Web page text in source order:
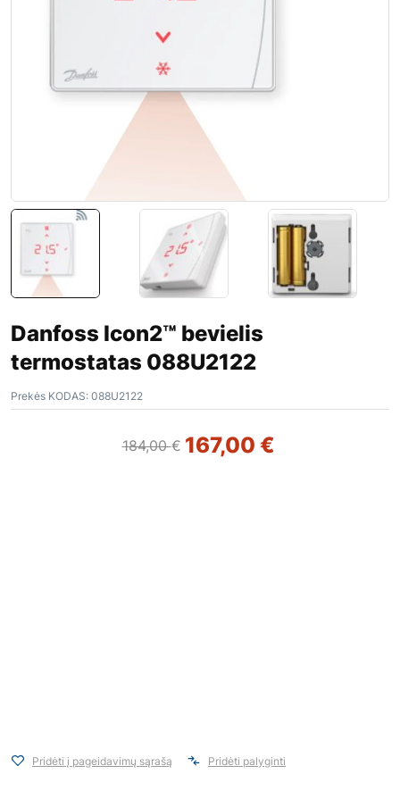
Danfoss Icon2™ bevielis
termostatas 088U2122
Prekės KODAS: 088U2122
184,00€ 167,00 €
Pridėti į pageidavimų sąrašą Pridėti palyginti